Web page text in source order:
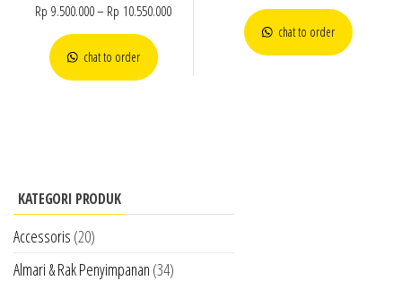
Rp 9.500.000– Rp 10.550.000
chat to order
chat to order
KATEGORI PRODUK
Accessoris (20)
Almari & Rak Penyimpanan (34)